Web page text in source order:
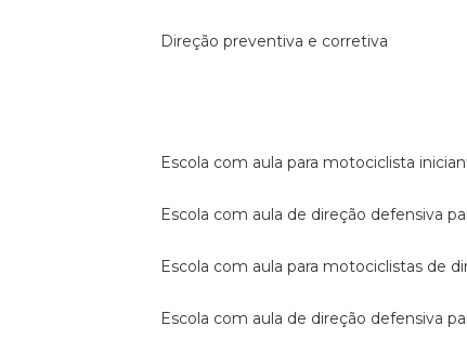
direção preventiva e corretiva
escola com aula para motociclista
escola com aula de direção defensiva
escola com aula para motociclistas de
escola com aula de direção defensiva